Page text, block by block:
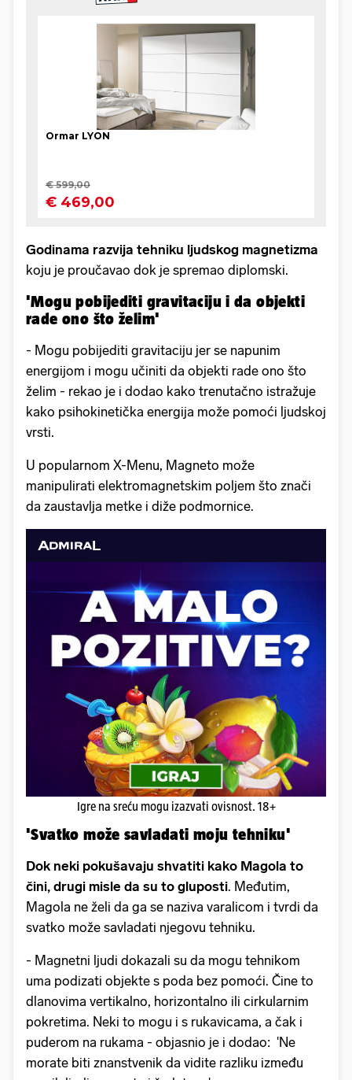
Godinama razvija tehniku ljudskog magnetizma
koju je proučavao dok je spremao diplomski.
'Mogu pobijediti gravitaciju i da objekti
rade ono što želim'
- Mogu pobijediti gravitaciju jer se napunim
energijom i mogu učiniti da objekti rade ono što
želim - rekao je i dodao kako trenutačno istražuje
kako psihokinetička energija može pomoći ljudskoj
vrsti.
U popularnom X-Menu, Magneto može
manipulirati elektromagnetskim poljem što znači
da zaustavlja metke i diže podmornice.
Igre na sreću mogu izazvati ovisnost. 18+
'Svatko može savladati moju tehniku'
Dok neki pokušavaju shvatiti kako Magola to
čini, drugi misle da su to gluposti. Međutim,
Magola ne želi da ga se naziva varalicom i tvrdi da
svatko može savladati njegovu tehniku.
- Magnetni ljudi dokazali su da mogu tehnikom
uma podizati objekte s poda bez pomoći. Čine to
dlanovima vertikalno, horizontalno ili cirkularnim
pokretima. Neki to mogu i s rukavicama, a čak i
puderom na rukama - objasnio je i dodao: 'Ne
morate biti znanstvenik da vidite razliku između